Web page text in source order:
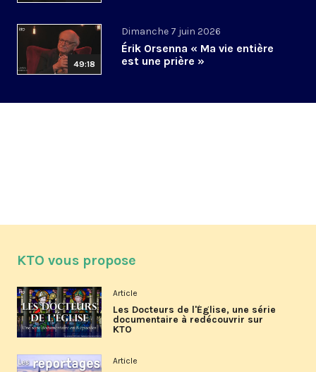
49:18
Dimanche 7 juin 2026
Érik Orsenna « Ma vie entière
est une prière »
KTO vous propose
Article
Les Docteurs de l'Église, une série
documentaire à redécouvrir sur
KTO
Article